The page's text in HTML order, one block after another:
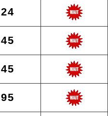
24
45
45
95